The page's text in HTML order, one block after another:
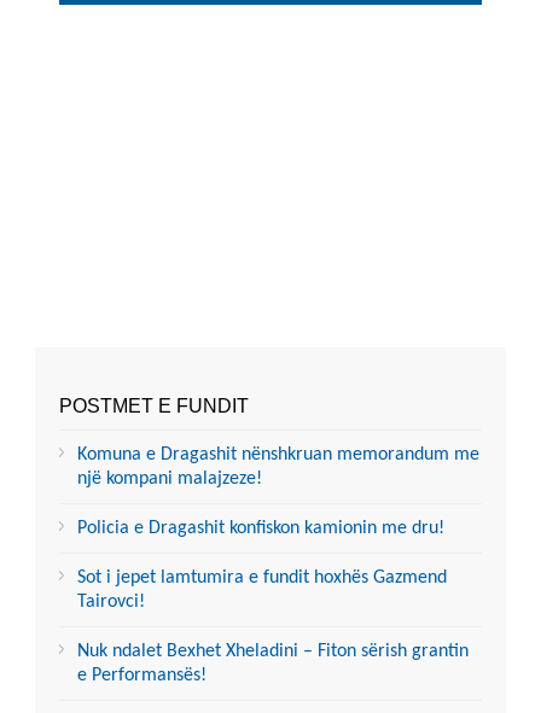
POSTMET E FUNDIT
Komuna e Dragashit nënshkruan memorandum me
një kompani malajzeze!
Policia e Dragashit konfiskon kamionin me dru!
Sot i jepet lamtumira e fundit hoxhës Gazmend
Tairovci!
Nuk ndalet Bexhet Xheladini – Fiton sërish grantin
e Performansës!